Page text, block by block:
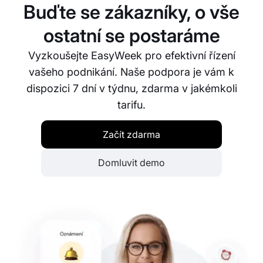
rezervačního rozhraní.
Buďte se zákazníky, o vše
ostatní se postaráme
Vyzkoušejte EasyWeek pro efektivní řízení
vašeho podnikání. Naše podpora je vám k
dispozici 7 dní v týdnu, zdarma v jakémkoli
tarifu.
Začít zdarma
Domluvit demo